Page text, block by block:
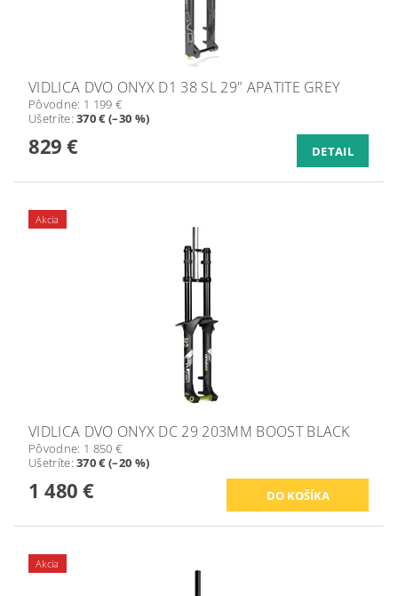
VIDLICA DVO ONYX D1 38 SL 29" APATITE GREY
Pôvodne: 1 199 €
Ušetríte:370 € (–30 %)
829 € DETAIL
Akcia
VIDLICA DVO ONYX DC 29 203MM BOOST BLACK
Pôvodne: 1 850 €
Ušetríte:370 € (–20 %)
1 480 €
Akcia